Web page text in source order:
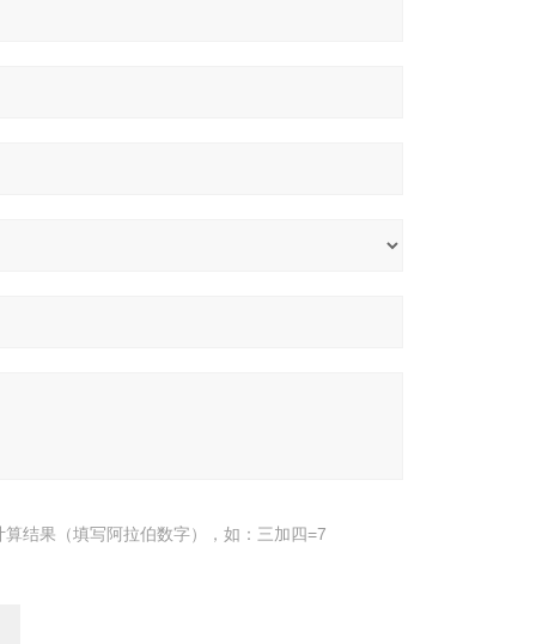
算结果（填写阿拉伯数字），如：三加四=7